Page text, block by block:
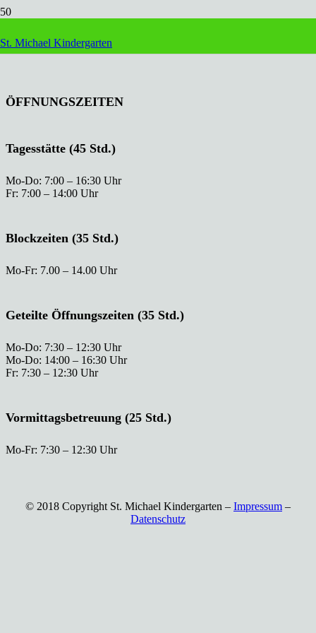
St. Michael Kindergarten
ÖFFNUNGSZEITEN
Tagesstätte (45 Std.)
Mo-Do: 7:00 – 16:30 Uhr
Fr: 7:00 – 14:00 Uhr
Blockzeiten (35 Std.)
Mo-Fr: 7.00 – 14.00 Uhr
Geteilte Öffnungszeiten (35 Std.)
Mo-Do: 7:30 – 12:30 Uhr
Mo-Do: 14:00 – 16:30 Uhr
Fr: 7:30 – 12:30 Uhr
Vormittagsbetreuung (25 Std.)
Mo-Fr: 7:30 – 12:30 Uhr
© 2018 Copyright St. Michael Kindergarten – Impressum –
Datenschutz